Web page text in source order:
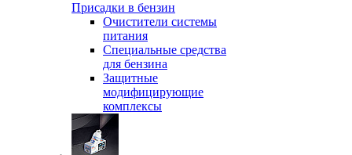
Присадки в бензин
Очистители системы
питания
Специальные срeдства
для бензина
Защитные
модифицирующие
комплексы